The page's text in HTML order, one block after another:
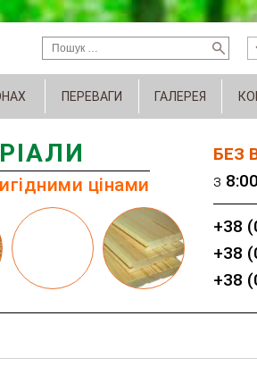
ПЕРЕВАГИ ГАЛЕРЕЯ
БЕЗ
з 8:00
+38
+38
+38
цінами